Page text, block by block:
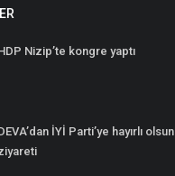
Nizip’te kongre yaptı
İYİ Parti’ye hayırlı olsun